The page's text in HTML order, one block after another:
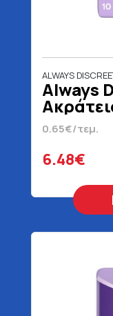
ALWAYS
Always
Τεμάχια
0.65€/τεμ.
6.48€